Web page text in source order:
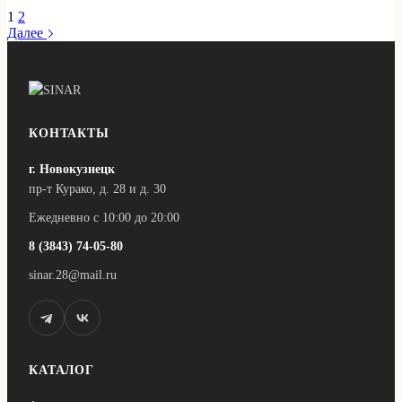
1 2
Далее
КОНТАКТЫ
г. Новокузнецк
пр-т Курако, д. 28 и д. 30
Ежедневно с 10:00 до 20:00
8 (3843) 74-05-80
sinar.28@mail.ru
КАТАЛОГ